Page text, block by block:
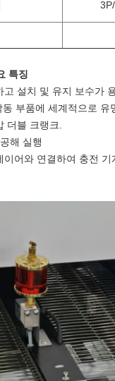
특징
설치 및 유지 보수가
부품에 세계적으로 유
블 크랭크.
해 실행
어와 연결하여 충전 기